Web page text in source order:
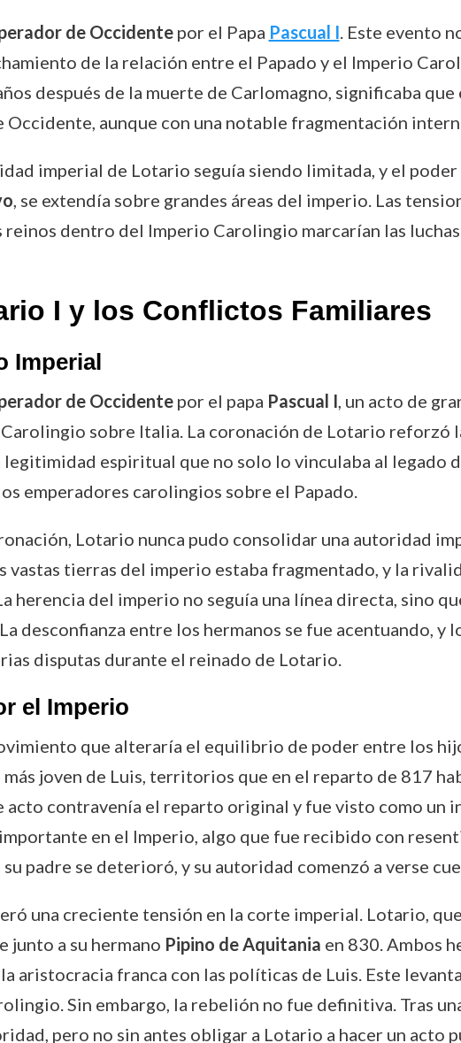
de Occidentepor el Papa Pascual I. Este evento
de la relación entre el Papado y el Imperio
después de la muerte de Carlomagno, significaba
aunque con una notable fragmentación
imperial de Lotario seguía siendo limitada, y el
, se extendía sobre grandes áreas del imperio. Las
dentro del Imperio Carolingio marcarían las
I y los Conflictos Familiares
Imperial
de Occidentepor el papa Pascual I, un acto de
sobre Italia. La coronación de Lotario reforzó
espiritual que no solo lo vinculaba al legado
emperadores carolingios sobre el Papado.
Lotario nunca pudo consolidar una autoridad
tierras del imperio estaba fragmentado, y la
herencia del imperio no seguía una línea directa, sino
desconfianza entre los hermanos se fue acentuando,
disputas durante el reinado de Lotario.
el Imperio
que alteraría el equilibrio de poder entre los
más joven de Luis, territorios que en el reparto de 817
acto contravenía el reparto original y fue visto como un
en el Imperio, algo que fue recibido con
padre se deterioró, y su autoridad comenzó a verse
una creciente tensión en la corte imperial. Lotario,
junto a su hermano Pipino de Aquitania en 830. Ambos
aristocracia franca con las políticas de Luis. Este
Sin embargo, la rebelión no fue definitiva. Tras
pero no sin antes obligar a Lotario a hacer un acto